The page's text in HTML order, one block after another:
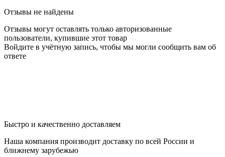
Отзывы не найдены
Отзывы могут оставлять только авторизованные
пользователи, купившие этот товар
Войдите в учётную запись, чтобы мы могли сообщить вам об
ответе
Быстро и качественно доставляем
Наша компания производит доставку по всей России и
ближнему зарубежью